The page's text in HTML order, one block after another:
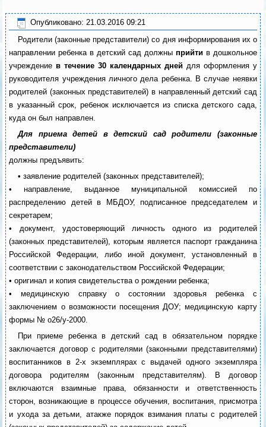
Опубликовано: 21.03.2016 09:21
Родители (законные представители) со дня информирования их о
направлении ребенка в детский сад должны прийтив дошкольное
учреждение в течение 30 календарных днейдля оформления у
руководителя учреждения личного дела ребенка. В случае неявки
родителей (законных представителей) в направленный детский сад
в указанный срок, ребенок исключается из списка детского сада,
куда он был направлен.
Для приема детей в детский сад родители (законные
представители)
должны предъявить:
• заявление родителей (законных представителей);
• направление, выданное муниципальной комиссией по
распределению детей в МБДОУ, подписанное председателем и
секретарем;
• документ, удостоверяющий личность одного из родителей
(законных представителей), которым является паспорт гражданина
Российской Федерации, либо иной документ, установленный в
соответствии с законодательством Российской Федерации;
• оригинал и копия свидетельства о рождении ребенка;
• медицинскую справку о состоянии здоровья ребенка с
заключением о возможности посещения ДОУ; медицинскую карту
формы № о26/у-2000.
При приеме ребенка в детский сад в обязательном порядке
заключается договор с родителями (законными представителями)
воспитанников в 2-х экземплярах с выдачей одного экземпляра
договора родителям (законным представителям). В договор
включаются взаимные права, обязанности и ответственность
сторон, возникающие в процессе обучения, воспитания, присмотра
и ухода за детьми, атакже порядок взимания платы с родителей